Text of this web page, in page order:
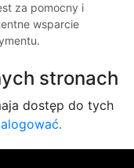
za pomocny i
wsparcie
stronach
dostęp do tych